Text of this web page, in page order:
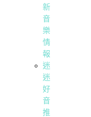
新
音
樂
情
報
迷
迷
好
音
推